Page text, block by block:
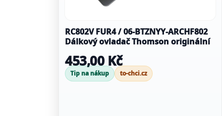
RC802V FUR4 / 06-BTZNYY-ARCHF802
Dálkový ovladač Thomson originální
453,00 Kč
Tip na nákup to-chci.cz